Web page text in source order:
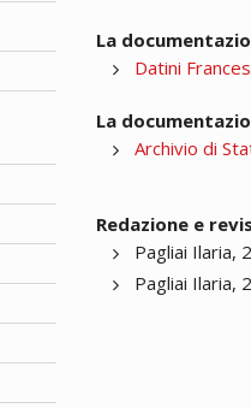
La
Datini
La
Archivio di
Redazione e
Pagliai Ilaria,
Pagliai Ilaria,